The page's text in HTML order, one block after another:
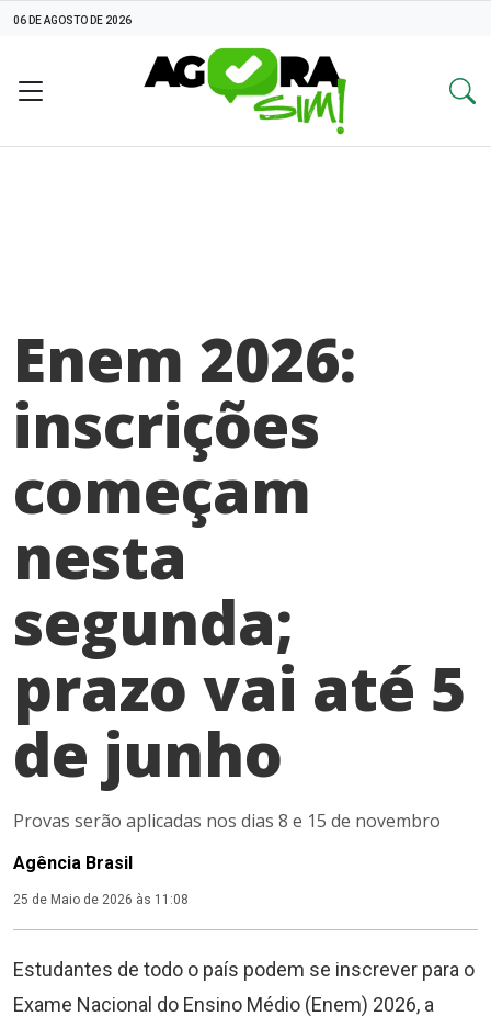
06 DE AGOSTO DE 2026
Enem 2026:
inscrições
começam
nesta
segunda;
prazo vai até 5
de junho
Provas serão aplicadas nos dias 8 e 15 de novembro
Agência Brasil
25 de Maio de 2026 às 11:08
Estudantes de todo o país podem se inscrever para o
Exame Nacional do Ensino Médio (Enem) 2026, a